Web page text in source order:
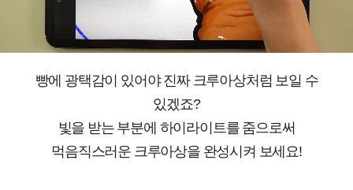
빵에 광택감이 있어야 진짜 크루아상처럼 보일 수
있겠죠?
빛을 받는 부분에 하이라이트를 줌으로써
먹음직스러운 크루아상을 완성시켜 보세요!